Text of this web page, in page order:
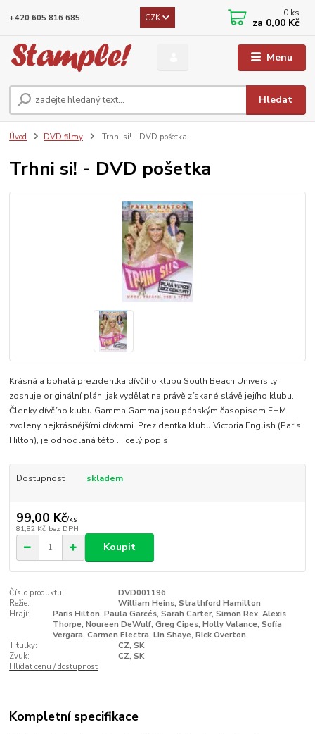
Menu
CZK
Hledat
+420 605 816 685 0 ks
za 0,00 Kč
Úvod DVD filmy Trhni si! - DVD pošetka
Trhni si! - DVD pošetka
Krásná a bohatá prezidentka dívčího klubu South Beach University
zosnuje originální plán, jak vydělat na právě získané slávě jejího klubu.
Členky dívčího klubu Gamma Gamma jsou pánským časopisem FHM
zvoleny nejkrásnějšími dívkami. Prezidentka klubu Victoria English (Paris
Hilton), je odhodlaná této ... celý popis
Dostupnost skladem
99,00 Kč/ks
81,82 Kč bez DPH
Koupit
Číslo produktu:
DVD001196
Režie:
William Heins, Strathford Hamilton
Hrají:
Paris Hilton, Paula Garcés, Sarah Carter, Simon Rex, Alexis
Thorpe, Noureen DeWulf, Greg Cipes, Holly Valance, Sofía
Vergara, Carmen Electra, Lin Shaye, Rick Overton,
Titulky:
CZ, SK
Zvuk:
CZ, SK
Hlídat cenu / dostupnost
Kompletní specifikace